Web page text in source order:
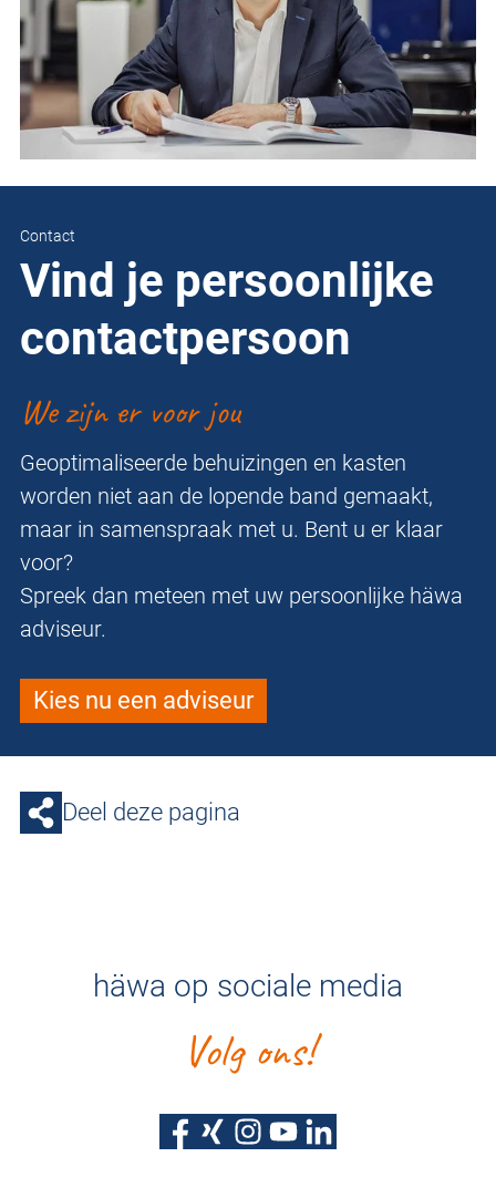
Contact
Vind je persoonlijke
contactpersoon
We zijn er voor jou
Geoptimaliseerde behuizingen en kasten
worden niet aan de lopende band gemaakt,
maar in samenspraak met u. Bent u er klaar
voor?
Spreek dan meteen met uw persoonlijke häwa
adviseur.
Kies nu een adviseur
Deel deze pagina
häwa op sociale media
Volg ons!